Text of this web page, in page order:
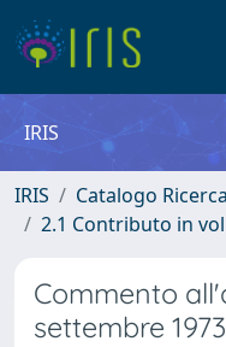
IRIS
IRIS Catalogo Ricerca
2.1 Contributo in
Commento
settembre